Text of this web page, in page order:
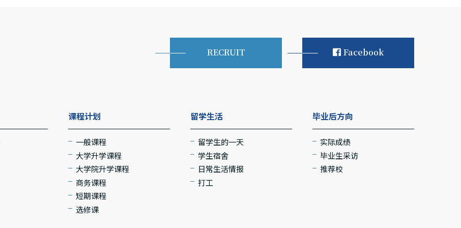
RECRUIT Facebook
课程计划
一般课程
大学升学课程
大学院升学课程
商务课程
短期课程
选修课
留学生活
留学生的一天
学生宿舍
日常生活情报
打工
毕业后方向
实际成绩
毕业生采访
推荐校